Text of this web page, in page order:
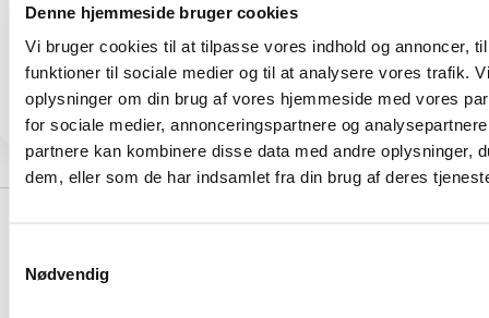
Denne hjemmeside bruger cookies
Vi bruger cookies til at tilpasse vores indhold og annoncer,
funktioner til sociale medier og til at analysere vores trafik.
oplysninger om din brug af vores hjemmeside med vores
for sociale medier, annonceringspartnere og
partnere kan kombinere disse data med andre oplysninger,
dem, eller som de har indsamlet fra din brug af deres
Nødvendig
hjælpe